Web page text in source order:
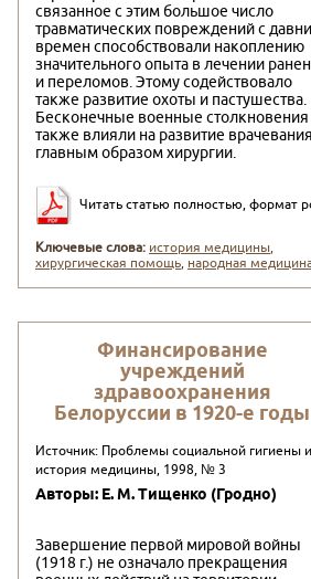
связанное с этим большое число
травматических повреждений с
времен способствовали накоплению
значительного опыта в лечении
и переломов. Этому содействовало
также развитие охоты и пастушества.
Бесконечные военные столкновения
также влияли на развитие
главным образом хирургии.
Читать статью полностью, формат
Ключевые слова: история медицины,
хирургическая помощь, народная
Финансирование
учреждений
здравоохранения
Белоруссии в 1920-е годы
Источник: Проблемы социальной гигиены и
история медицины, 1998, № 3
Авторы: Е. М. Тищенко (Гродно)
Завершение первой мировой войны
(1918 г.) не означало прекращения